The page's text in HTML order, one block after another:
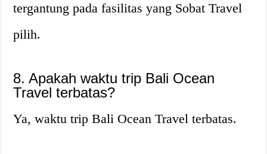
tergantung pada fasilitas yang Sobat Travel
pilih.
8. Apakah waktu trip Bali Ocean
Travel terbatas?
Ya, waktu trip Bali Ocean Travel terbatas.